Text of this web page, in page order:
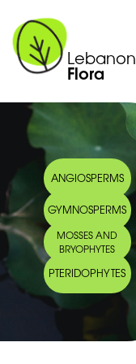
Lebanon
Flora
ANGIOSPERMS
GYMNOSPERMS
MOSSES AND
BRYOPHYTES
PTERIDOPHYTES